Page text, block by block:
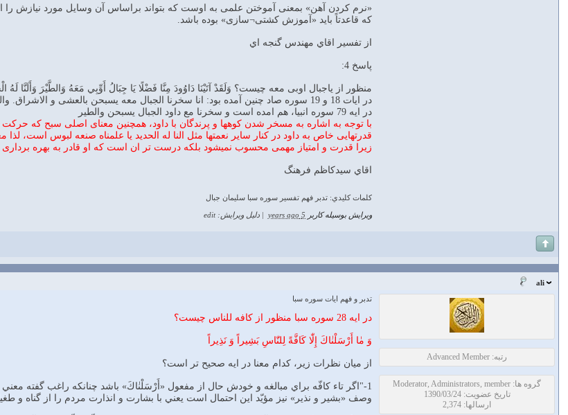
«نرم کردن آهن» بمعنی آموختن علمی به اوست که بتواند براساس آن وسایل مورد نیازش را
که قاعدتاً باید «آموزش کشتی¬سازی» بوده باشد.
از تفسير اقاي مهندس گنجه اي
پاسخ 4:
منظور از یاجبال اوبی معه چیست؟ وَلَقَدْ آتَيْنَا دَاوُودَ مِنَّا فَضْلًا يَا جِبَالُ أَوِّبِي مَعَهُ وَالطَّيْرَ وَأَلَنَّا لَهُ
در ایات 18 و 19 سوره صاد چنین آمده بود: انا سخرنا الجبال معه یسبحن بالعشی و الاشراق. والطیر محشوره کل له اواب
در ایه 79 سوره انبیا، هم امده است و سخرنا مع داود الجبال یسبحن والطیر
با توجه به اشاره به مسخر شدن کوهها و پرندگان با داود، همچنین معنای اصلی سبح که
قدرتهایی خاص به داود در کنار سایر نعمتها مثل النا له الحدید یا علمناه صنعه لبوس
زیرا قدرت و امتیاز مهمی محسوب نمیشود بلکه درست تر ان است که او قادر به بهره
اقاي سيدكاظم فرهنگ
كلمات كليدي: تدبر فهم تفسير سوره سبا سليمان جبال
ویرایش بوسیله کاربر 5 years ago دلیل ویرایش: edit
ali
رتبه: Advanced Member
گروه ها: Moderator, Administrators, member
تاریخ عضویت: 1390/03/24
ارسالها: 2,374
تدبر و فهم ايات سوره سبا
در ايه 28 سوره سبا منظور از كافه للناس چيست؟
وَ مٰا أَرْسَلْنٰاكَ إِلّٰا كَافَّةً لِلنّٰاسِ بَشِيراً وَ نَذِيراً
از ميان نظرات زير، كدام معنا در ايه صحيح تر است؟
1-"اگر تاء كافّه براي مبالغه و خودش حال از مفعول «أَرْسَلْنٰاكَ» باشد چنانكه راغب گفته
وصف «بشير و نذير» نيز مؤيّد اين احتمال است يعني با بشارت و انذارت مردم را از گناه و